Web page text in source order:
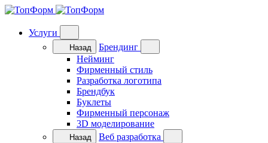
Услуги
Назад
Брендинг
Нейминг
Фирменный стиль
Разработка логотипа
Брендбук
Буклеты
Фирменный персонаж
3D моделирование
Назад
Веб разработка